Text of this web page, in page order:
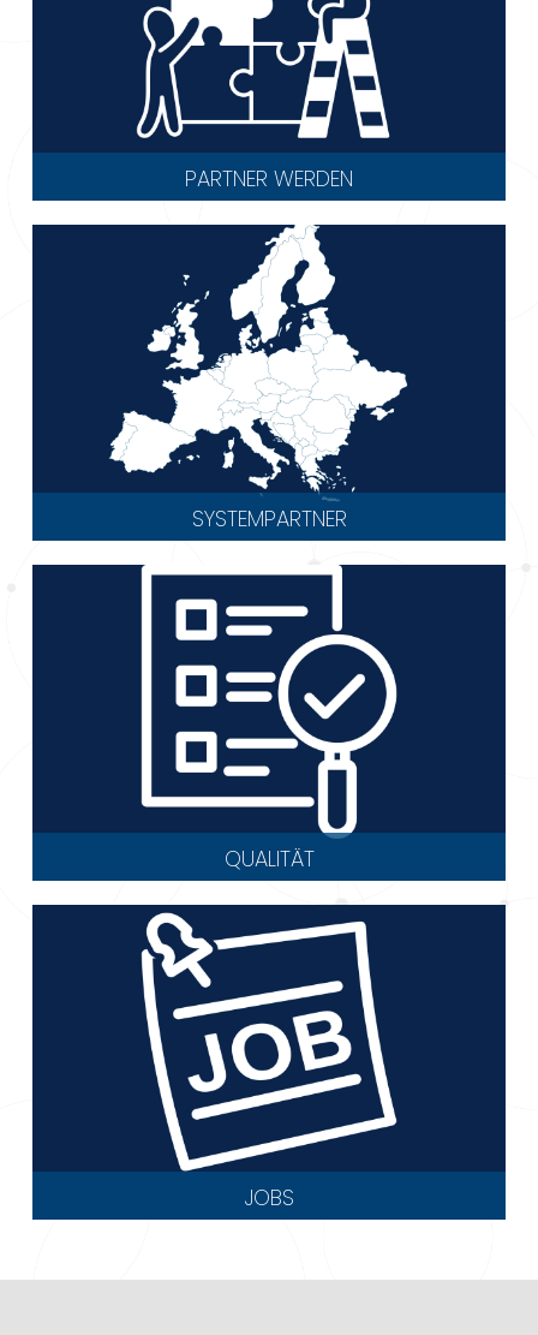
PARTNER WERDEN
SYSTEMPARTNER
QUALITÄT
JOBS